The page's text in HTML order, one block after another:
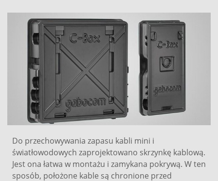
Do przechowywania zapasu kabli mini i
światłowodowych zaprojektowano skrzynkę kablową.
Jest ona łatwa w montażu i zamykana pokrywą. W ten
sposób, położone kable są chronione przed